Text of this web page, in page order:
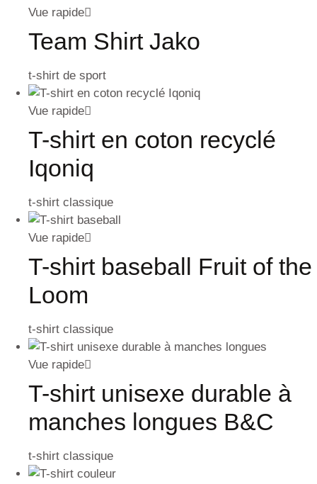
Vue rapide
Team Shirt Jako
t-shirt de sport
Vue rapide
T-shirt en coton recyclé
Iqoniq
t-shirt classique
Vue rapide
T-shirt baseball Fruit of the
Loom
t-shirt classique
Vue rapide
T-shirt unisexe durable à
manches longues B&C
t-shirt classique